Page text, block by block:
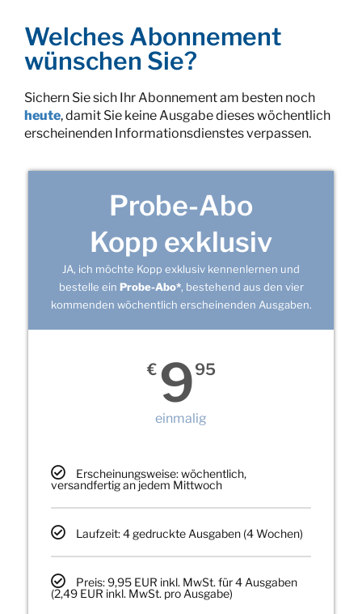
Welches Abonnement
wünschen Sie?
Sichern Sie sich Ihr Abonnement am besten noch
heute, damit Sie keine Ausgabe dieses wöchentlich
erscheinenden Informationsdienstes verpassen.
Probe-Abo
Kopp exklusiv
JA, ich möchte Kopp exklusiv kennenlernen und
bestelle ein Probe-Abo*, bestehend aus den vier
kommenden wöchentlich erscheinenden Ausgaben.
€ 995
einmalig
Erscheinungsweise: wöchentlich,
versandfertig an jedem Mittwoch
Laufzeit: 4 gedruckte Ausgaben (4 Wochen)
Preis: 9,95 EUR inkl. MwSt. für 4 Ausgaben
(2,49 EUR inkl. MwSt. pro Ausgabe)